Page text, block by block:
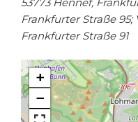
Frankfurter Straße
Frankfurter Straße 91
+
−